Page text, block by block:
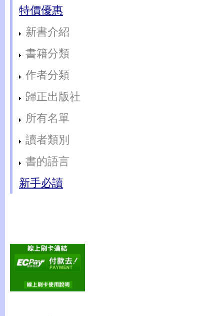
特價優惠
新書介紹
書籍分類
作者分類
歸正出版社
所有名單
讀者類別
書的語言
新手必讀